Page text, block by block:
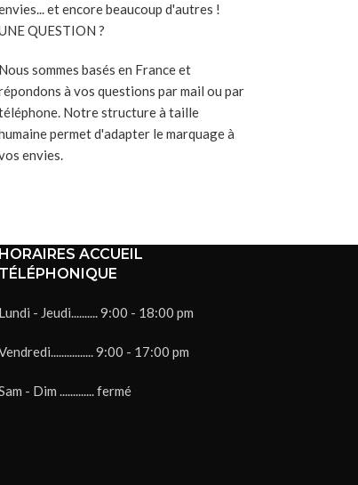
et encore beaucoup d'autres !
QUESTION ?
Nous sommes basés en France et
à vos questions par mail ou par
Notre structure à taille
permet d'adapter le marquage à
envies.
HORAIRES ACCUEIL
TÉLÉPHONIQUE
Lundi - Jeudi.......... 9:00 - 18:00 pm
9:00 - 17:00 pm
- Dim ............. fermé